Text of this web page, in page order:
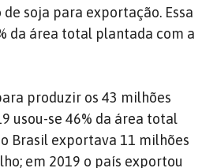
soja para exportação. Essa
da área total plantada com a
produzir os 43 milhões
usou-se 46% da área total
Brasil exportava 11 milhões
em 2019 o país exportou